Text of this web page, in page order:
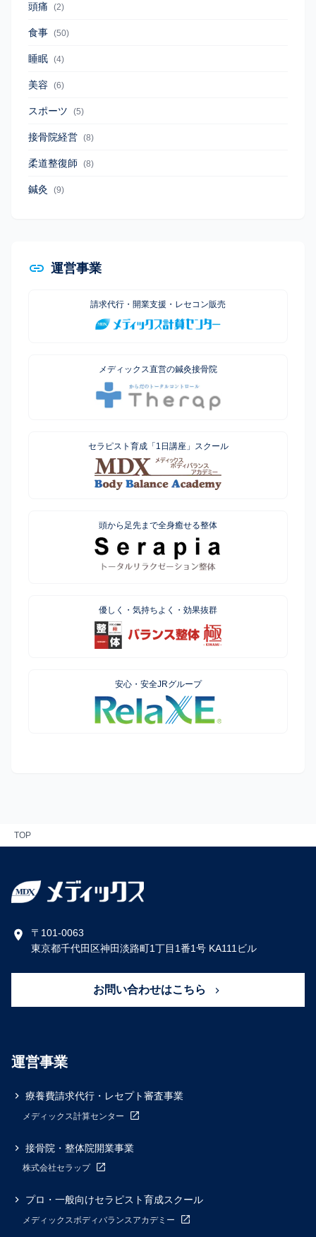
頭痛 (2)
食事 (50)
睡眠 (4)
美容 (6)
スポーツ (5)
接骨院経営 (8)
柔道整復師 (8)
鍼灸 (9)
運営事業
請求代行・開業支援・レセコン販売
メディックス直営の鍼灸接骨院
セラピスト育成「1日講座」スクール
頭から足先まで全身癒せる整体
優しく・気持ちよく・効果抜群
安心・安全JRグループ
TOP
〒101-0063
東京都千代田区神田淡路町1丁目1番1号 KA111ビル
お問い合わせはこちら
運営事業
療養費請求代行・レセプト審査事業
メディックス計算センター
接骨院・整体院開業事業
株式会社セラップ
プロ・一般向けセラピスト育成スクール
メディックスボディバランスアカデミー